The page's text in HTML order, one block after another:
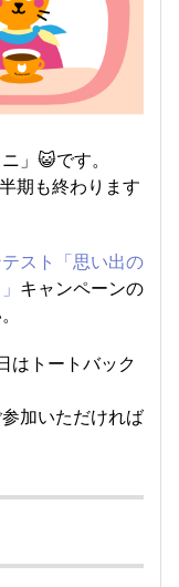
」😺です。
期も終わります
スト「思い出の
キャンペーンの
はトートバック
加いただければ